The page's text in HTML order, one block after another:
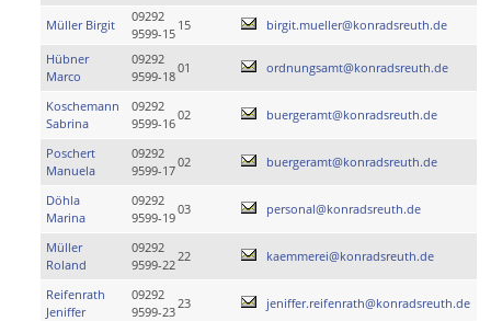
Müller Birgit
09292
9599-15
15 birgit.mueller@konradsreuth.de
Hübner
Marco
09292
9599-18
01 ordnungsamt@konradsreuth.de
Koschemann
Sabrina
09292
9599-16
02 buergeramt@konradsreuth.de
Poschert
Manuela
09292
9599-17
02 buergeramt@konradsreuth.de
Döhla
Marina
09292
9599-19
03 personal@konradsreuth.de
Müller
Roland
09292
9599-22
22 kaemmerei@konradsreuth.de
Reifenrath
Jeniffer
09292
9599-23
23 jeniffer.reifenrath@konradsreuth.de